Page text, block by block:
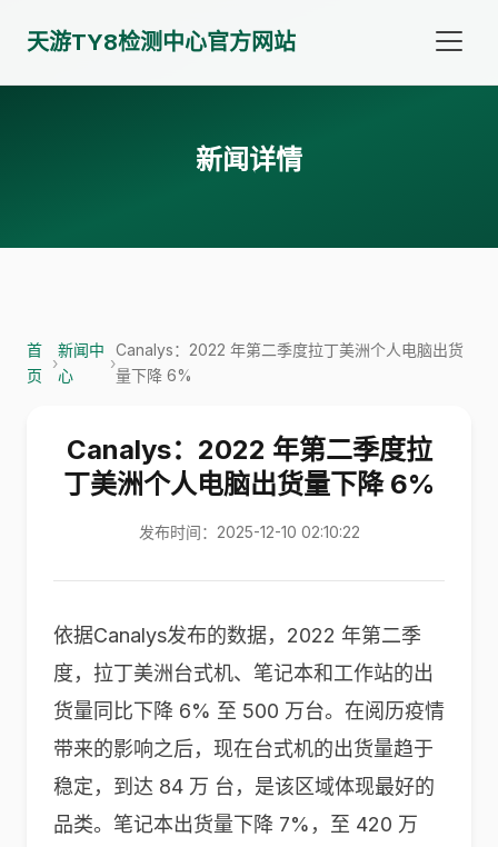
天游TY8检测中心官方网站
新闻详情
首
页
›
新闻中
心
›
Canalys：2022 年第二季度拉丁美洲个人电脑出货
量下降 6%
Canalys：2022 年第二季度拉
丁美洲个人电脑出货量下降 6%
发布时间：2025-12-10 02:10:22
依据Canalys发布的数据，2022 年第二季
度，拉丁美洲台式机、笔记本和工作站的出
货量同比下降 6% 至 500 万台。在阅历疫情
带来的影响之后，现在台式机的出货量趋于
稳定，到达 84 万 台，是该区域体现最好的
品类。笔记本出货量下降 7%，至 420 万